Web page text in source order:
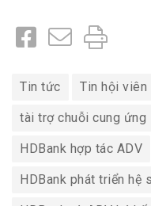
Tin tức Tin hội viên
tài trợ chuỗi cung ứng
HDBank hợp tác ADV
HDBank phát triển